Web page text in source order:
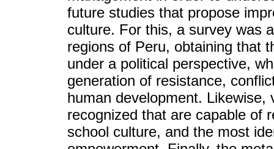
future studies that propose
culture. For this, a survey was
regions of Peru, obtaining that
under a political perspective,
generation of resistance,
human development.
recognized that are capable of
school culture, and the most